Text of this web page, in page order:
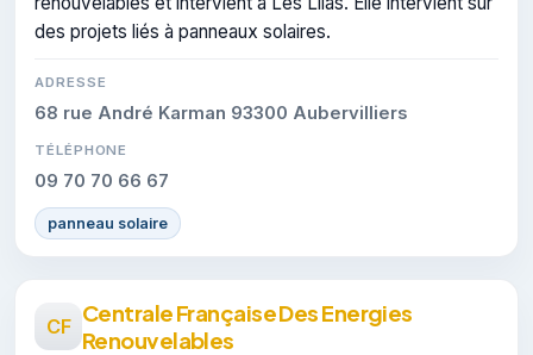
des projets liés à panneaux solaires.
ADRESSE
68 rue André Karman 93300 Aubervilliers
TÉLÉPHONE
09 70 70 66 67
panneau solaire
CF Centrale Française Des Energies
Renouvelables